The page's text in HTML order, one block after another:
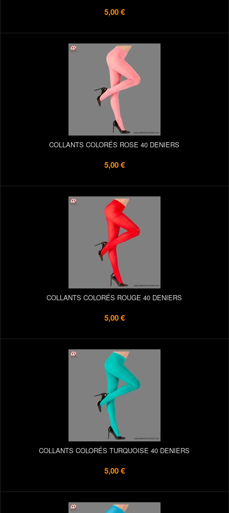
5,00 €
COLLANTS COLORÉS ROSE 40 DENIERS
5,00 €
COLLANTS COLORÉS ROUGE 40 DENIERS
5,00 €
COLLANTS COLORÉS TURQUOISE 40 DENIERS
5,00 €